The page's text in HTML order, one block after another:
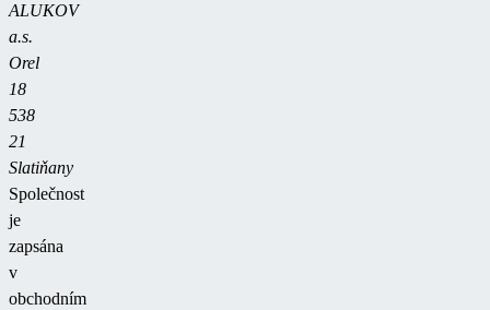
ALUKOV
a.s.
Orel
18
538
21
Slatiňany
Společnost
je
zapsána
v
obchodním